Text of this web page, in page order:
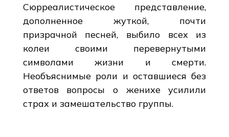
Сюрреалистическое представление,
дополненное жуткой, почти
призрачной песней, выбило всех из
колеи своими перевернутыми
символами жизни и смерти.
Необъяснимые роли и оставшиеся без
ответов вопросы о женихе усилили
страх и замешательство группы.